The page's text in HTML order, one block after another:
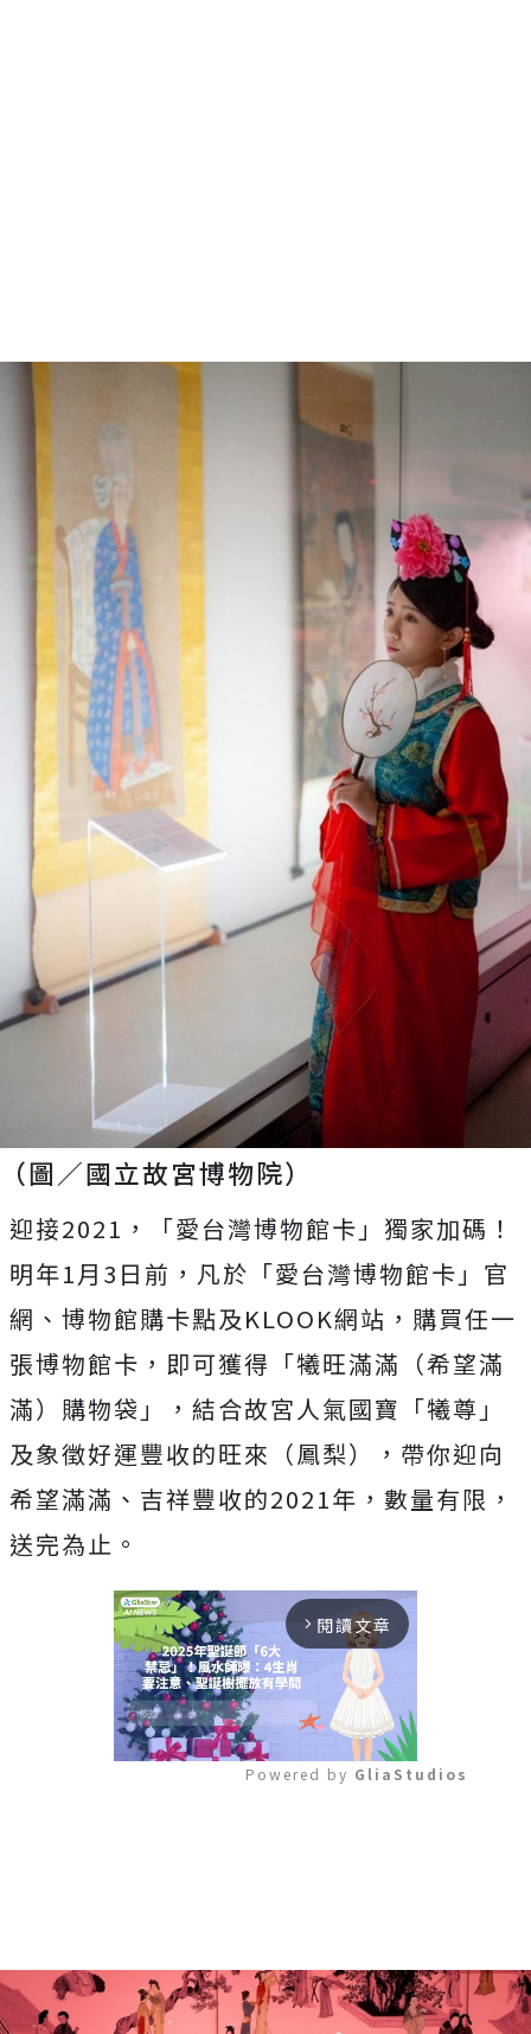
（圖／國立故宮博物院）
迎接2021，「愛台灣博物館卡」獨家加碼！
明年1月3日前，凡於「愛台灣博物館卡」官
網、博物館購卡點及KLOOK網站，購買任一
張博物館卡，即可獲得「犧旺滿滿（希望滿
滿）購物袋」，結合故宮人氣國寶「犧尊」
及象徵好運豐收的旺來（鳳梨），帶你迎向
希望滿滿、吉祥豐收的2021年，數量有限，
送完為止。
arrow_forward_ios 閱讀文章
Powered by GliaStudios